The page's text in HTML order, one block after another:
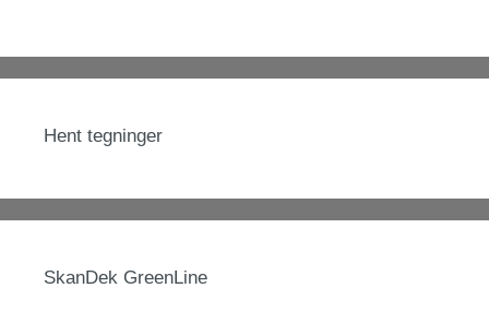
Hent tegninger
SkanDek GreenLine